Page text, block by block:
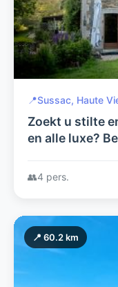
📍Sussac, Haute
Zoekt u stilte
en alle luxe?
hebben.
👥4 pers.
📍 60.2 km